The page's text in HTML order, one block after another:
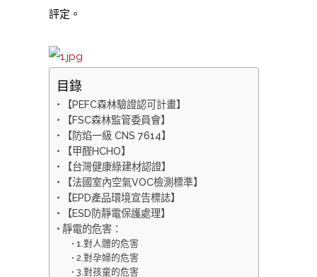
評定。
目錄
【PEFC森林驗證認可計畫】
【FSC森林監管委員會】
【防焰一級 CNS 7614】
【甲醛HCHO】
【台灣健康綠建材認證】
【法國室內空氣VOC檢測標準】
【EPD產品環境宣告標誌】
【ESD防靜電保護處理】
靜電的危害：
1.對人體的危害
2.對孕婦的危害
3.對孩童的危害